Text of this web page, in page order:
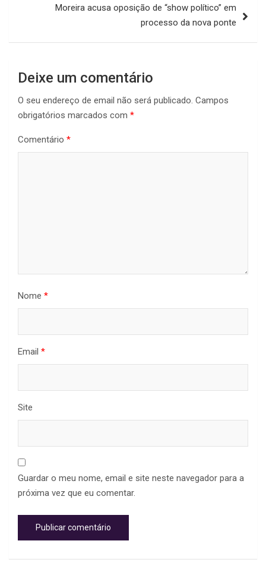
Moreira acusa oposição de “show político” em
processo da nova ponte
Deixe um comentário
O seu endereço de email não será publicado. Campos
obrigatórios marcados com *
Comentário *
Nome *
Email *
Site
Guardar o meu nome, email e site neste navegador para a
próxima vez que eu comentar.